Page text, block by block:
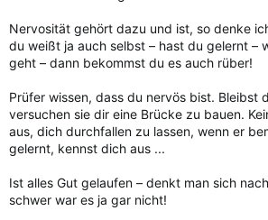
Nervosität gehört dazu und ist, so denke
du weißt ja auch selbst – hast du gelernt –
geht – dann bekommst du es auch rüber!
Prüfer wissen, dass du nervös bist. Bleibst
versuchen sie dir eine Brücke zu bauen.
aus, dich durchfallen zu lassen, wenn er
gelernt, kennst dich aus ...
Ist alles Gut gelaufen – denkt man sich
schwer war es ja gar nicht!